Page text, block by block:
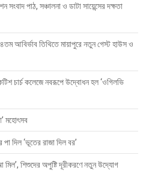
সংবাদ পাঠ, সঞ্চালনা ও ডাটা সায়েন্সের দক্ষতা
আবির্ভাব তিথিতে মায়াপুরে নতুন গেস্ট হাউস ও
চার্চ কলেজে নবরূপে উদ্বোধন হল ‘ওগিলভি
মহোৎসব
দিল ‘ভূতের রাজা দিল বর’
শিশুদের অপুষ্টি দূরীকরণে নতুন উদ্যোগ